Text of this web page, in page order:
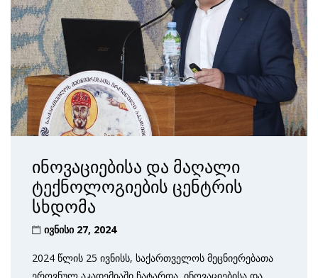
ინოვაციებისა და მაღალი
ტექნოლოგიების ცენტრის
სხდომა
ივნისი 27, 2024
2024 წლის 25 ივნისს, საქართველოს მეცნიერებათა